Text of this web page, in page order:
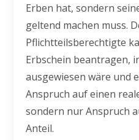
Erben hat, sondern
geltend machen muss.
Pflichtteilsberechtigte
Erbschein beantragen,
ausgewiesen wäre und
Anspruch auf einen
sondern nur Anspruch
Anteil.